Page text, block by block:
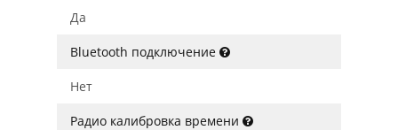
Да
Bluetooth подключение
Нет
Радио калибровка времени